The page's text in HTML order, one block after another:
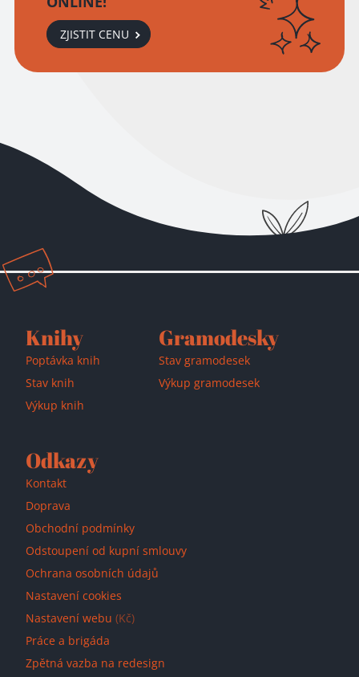
ZJISTIT CENU
Knihy
Poptávka knih
Stav knih
Výkup knih
Gramodesky
Stav gramodesek
Výkup gramodesek
Odkazy
Kontakt
Doprava
Obchodní podmínky
Odstoupení od kupní smlouvy
Ochrana osobních údajů
Nastavení cookies
Nastavení webu (Kč)
Práce a brigáda
Zpětná vazba na redesign